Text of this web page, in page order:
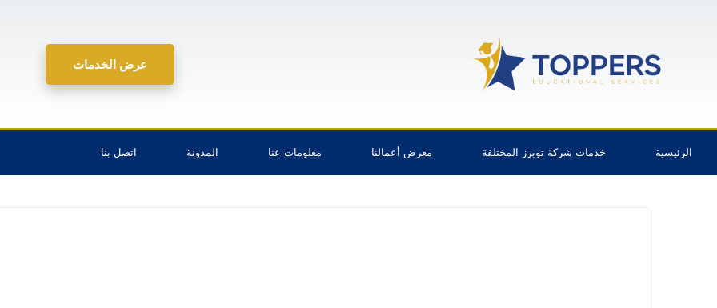
عرض الخدمات
الرئيسية خدمات شركة توبرز المختلفة معرض أعمالنا معلومات عنا المدونة اتصل بنا